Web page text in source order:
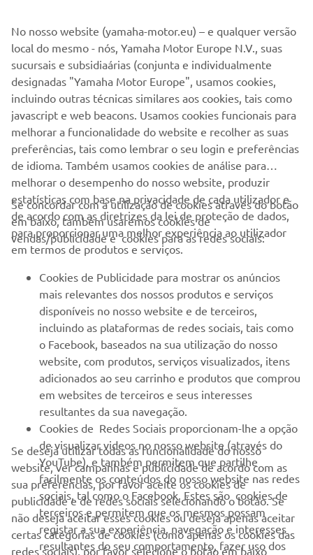
Inspired by the look of the factory race bikes, the 2023
YZ450F comes also in the YZ450F Monster Energy
Yamaha Racing edition.
DISCOVER THE YZ450F
EMPRESA
MAIS YAMAHA
SERVIÇO E SUPORTE
NEWSLETTER
Seja o primeiro a saber das últimas ofertas, eventos especiais,
novos lançamentos e muito mais
SUBSCREVER
Leia a nossa Política de Privacidade para saber como processamos
No nosso website (yamaha-motor.eu) – e qualquer versão
local do mesmo - nós, Yamaha Motor Europe N.V., suas
sucursais e subsidiaárias (conjunta e individualmente
designadas "Yamaha Motor Europe", usamos cookies,
incluindo outras técnicas similares aos cookies, tais como
javascript e web beacons. Usamos cookies funcionais para
melhorar a funcionalidade do website e recolher as suas
preferências, tais como lembrar o seu login e preferências
de idioma. Também usamos cookies de análise para
melhorar o desempenho do nosso website, produzir
estatísticas com base na privacidade de cada utilizador e
de acordo com as diretrizes da lei de proteção de dados,
para proporcionar uma melhor experiência ao utilizador
em termos de produtos e serviços.
Se concordar com a utilização de cookies através do botão
em baixo, também usaremos cookies de
vendas/publicidade e cookies para as redes sociais:
Cookies de Publicidade para mostrar os anúncios
mais relevantes dos nossos produtos e serviços
disponíveis no nosso website e de terceiros,
incluindo as plataformas de redes sociais, tais como
o Facebook, baseados na sua utilização do nosso
website, com produtos, serviços visualizados, itens
adicionados ao seu carrinho e produtos que comprou
em websites de terceiros e seus interesses
resultantes da sua navegação.
Cookies de Redes Sociais proporcionam-lhe a opção
de visualizar videos no nosso website (através do
YouTube), e também permitem que partilhe
facilmente os conteúdos do nosso website nas redes
sociais, tal como o Facebook. Estes são cookies de
terceiros e permitem que os mesmos possam
registar a sua experiência, navegação e interesses
resultantes do seu comportamento, fazer uso dos
Se deseja utilizar todas as funcionalidade do nosso
website, ver campanhas e publicidade de acordo com as
sua preferências, por favor aceite os cookies de
publicidade e de redes sociais selecionando o botão. Se
não deseja aceitar esses cookies ou deseja apenas aceitar
certas categorias de cookies (como apenas os cookies das
redes sociais), por favor selecione o botão em baixo